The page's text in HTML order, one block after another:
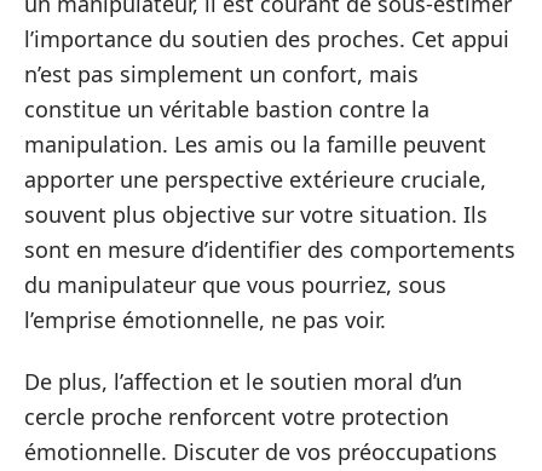
l’importance du soutien des proches. Cet appui
n’est pas simplement un confort, mais
constitue un véritable bastion contre la
manipulation. Les amis ou la famille peuvent
apporter une perspective extérieure cruciale,
souvent plus objective sur votre situation. Ils
sont en mesure d’identifier des comportements
du manipulateur que vous pourriez, sous
l’emprise émotionnelle, ne pas voir.
De plus, l’affection et le soutien moral d’un
cercle proche renforcent votre protection
émotionnelle. Discuter de vos préoccupations